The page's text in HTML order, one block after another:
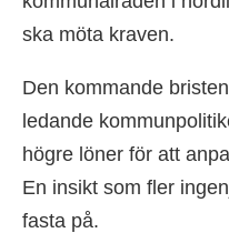
ska möta kraven.
Den kommande
ledande
högre löner för att
En insikt som fler
fasta på.